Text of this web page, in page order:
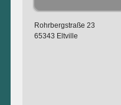
Rohrbergstraße 23
65343 Eltville